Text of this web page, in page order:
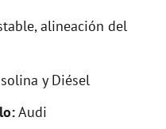
alineación del
y Diésel
Audi